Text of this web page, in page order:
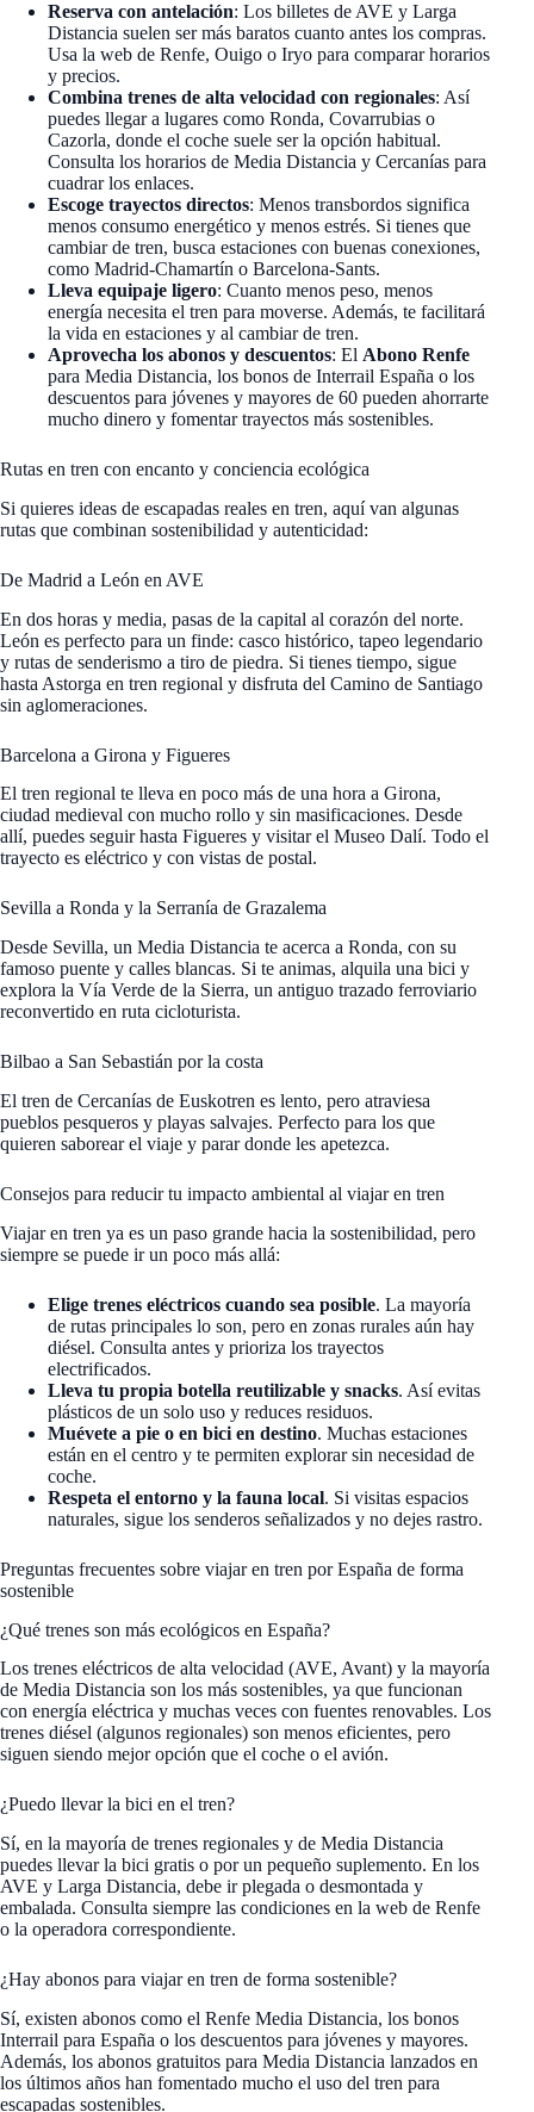
Reserva con antelación: Los billetes de AVE y Larga
Distancia suelen ser más baratos cuanto antes los compras.
Usa la web de Renfe, Ouigo o Iryo para comparar horarios
y precios.
Combina trenes de alta velocidad con regionales: Así
puedes llegar a lugares como Ronda, Covarrubias o
Cazorla, donde el coche suele ser la opción habitual.
Consulta los horarios de Media Distancia y Cercanías para
cuadrar los enlaces.
Escoge trayectos directos: Menos transbordos significa
menos consumo energético y menos estrés. Si tienes que
cambiar de tren, busca estaciones con buenas conexiones,
como Madrid-Chamartín o Barcelona-Sants.
Lleva equipaje ligero: Cuanto menos peso, menos
energía necesita el tren para moverse. Además, te facilitará
la vida en estaciones y al cambiar de tren.
Aprovecha los abonos y descuentos: El Abono Renfe
para Media Distancia, los bonos de Interrail España o los
descuentos para jóvenes y mayores de 60 pueden ahorrarte
mucho dinero y fomentar trayectos más sostenibles.
Rutas en tren con encanto y conciencia ecológica
Si quieres ideas de escapadas reales en tren, aquí van algunas
rutas que combinan sostenibilidad y autenticidad:
De Madrid a León en AVE
En dos horas y media, pasas de la capital al corazón del norte.
León es perfecto para un finde: casco histórico, tapeo legendario
y rutas de senderismo a tiro de piedra. Si tienes tiempo, sigue
hasta Astorga en tren regional y disfruta del Camino de Santiago
sin aglomeraciones.
Barcelona a Girona y Figueres
El tren regional te lleva en poco más de una hora a Girona,
ciudad medieval con mucho rollo y sin masificaciones. Desde
allí, puedes seguir hasta Figueres y visitar el Museo Dalí. Todo el
trayecto es eléctrico y con vistas de postal.
Sevilla a Ronda y la Serranía de Grazalema
Desde Sevilla, un Media Distancia te acerca a Ronda, con su
famoso puente y calles blancas. Si te animas, alquila una bici y
explora la Vía Verde de la Sierra, un antiguo trazado ferroviario
reconvertido en ruta cicloturista.
Bilbao a San Sebastián por la costa
El tren de Cercanías de Euskotren es lento, pero atraviesa
pueblos pesqueros y playas salvajes. Perfecto para los que
quieren saborear el viaje y parar donde les apetezca.
Consejos para reducir tu impacto ambiental al viajar en tren
Viajar en tren ya es un paso grande hacia la sostenibilidad, pero
siempre se puede ir un poco más allá:
Elige trenes eléctricos cuando sea posible. La mayoría
de rutas principales lo son, pero en zonas rurales aún hay
diésel. Consulta antes y prioriza los trayectos
electrificados.
Lleva tu propia botella reutilizable y snacks. Así evitas
plásticos de un solo uso y reduces residuos.
Muévete a pie o en bici en destino. Muchas estaciones
están en el centro y te permiten explorar sin necesidad de
coche.
Respeta el entorno y la fauna local. Si visitas espacios
naturales, sigue los senderos señalizados y no dejes rastro.
Preguntas frecuentes sobre viajar en tren por España de forma
sostenible
¿Qué trenes son más ecológicos en España?
Los trenes eléctricos de alta velocidad (AVE, Avant) y la mayoría
de Media Distancia son los más sostenibles, ya que funcionan
con energía eléctrica y muchas veces con fuentes renovables. Los
trenes diésel (algunos regionales) son menos eficientes, pero
siguen siendo mejor opción que el coche o el avión.
¿Puedo llevar la bici en el tren?
Sí, en la mayoría de trenes regionales y de Media Distancia
puedes llevar la bici gratis o por un pequeño suplemento. En los
AVE y Larga Distancia, debe ir plegada o desmontada y
embalada. Consulta siempre las condiciones en la web de Renfe
o la operadora correspondiente.
¿Hay abonos para viajar en tren de forma sostenible?
Sí, existen abonos como el Renfe Media Distancia, los bonos
Interrail para España o los descuentos para jóvenes y mayores.
Además, los abonos gratuitos para Media Distancia lanzados en
los últimos años han fomentado mucho el uso del tren para
escapadas sostenibles.